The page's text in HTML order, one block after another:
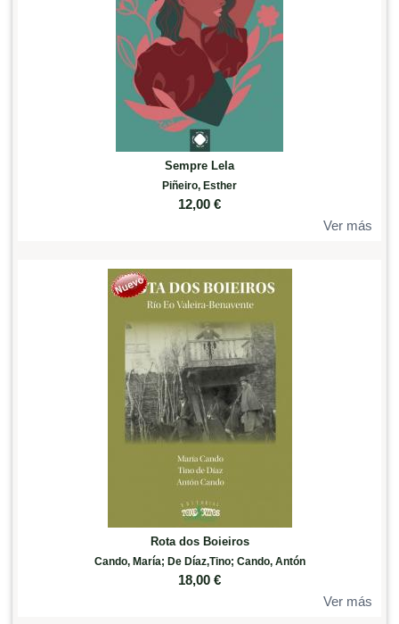
Sempre Lela
Piñeiro, Esther
12,00 €
Ver más
Rota dos Boieiros
Cando, María; De Díaz,Tino; Cando, Antón
18,00 €
Ver más